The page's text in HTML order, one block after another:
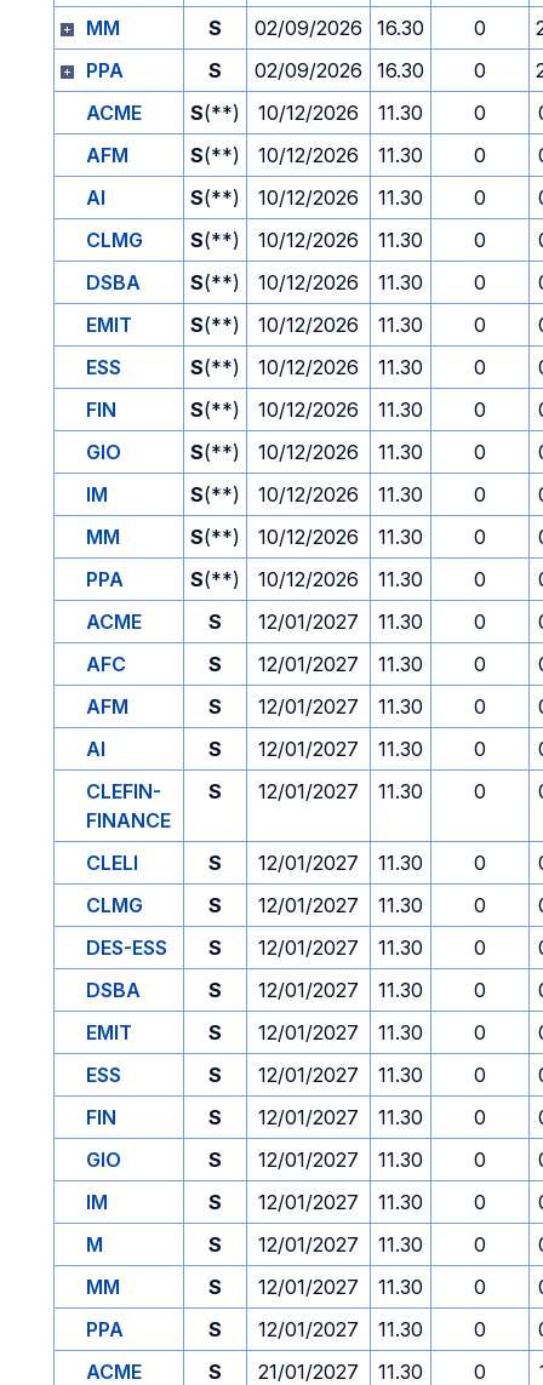
MM
S 02/09/2026 16.30 0
PPA
S 02/09/2026 16.30 0
ACME
S(**) 10/12/2026 11.30 0
AFM
S(**) 10/12/2026 11.30 0
AI
S(**) 10/12/2026 11.30 0
CLMG
S(**) 10/12/2026 11.30 0
DSBA
S(**) 10/12/2026 11.30 0
EMIT
S(**) 10/12/2026 11.30 0
ESS
S(**) 10/12/2026 11.30 0
FIN
S(**) 10/12/2026 11.30 0
GIO
S(**) 10/12/2026 11.30 0
IM
S(**) 10/12/2026 11.30 0
MM
S(**) 10/12/2026 11.30 0
PPA
S(**) 10/12/2026 11.30 0
ACME
S 12/01/2027 11.30 0
AFC
S 12/01/2027 11.30 0
AFM
S 12/01/2027 11.30 0
AI
S 12/01/2027 11.30 0
CLEFIN-
FINANCE
S 12/01/2027 11.30 0
CLELI S 12/01/2027 11.30 0
CLMG
S 12/01/2027 11.30 0
DES-ESS
S 12/01/2027 11.30 0
DSBA
S 12/01/2027 11.30 0
EMIT
S 12/01/2027 11.30 0
ESS
S 12/01/2027 11.30 0
FIN
S 12/01/2027 11.30 0
GIO
S 12/01/2027 11.30 0
IM
S 12/01/2027 11.30 0
M
S 12/01/2027 11.30 0
MM
S 12/01/2027 11.30 0
PPA
S 12/01/2027 11.30 0
ACME
S 21/01/2027 11.30 0